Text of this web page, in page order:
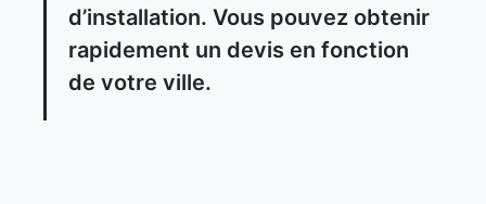
d’installation. Vous pouvez obtenir
rapidement un devis en fonction
de votre ville.